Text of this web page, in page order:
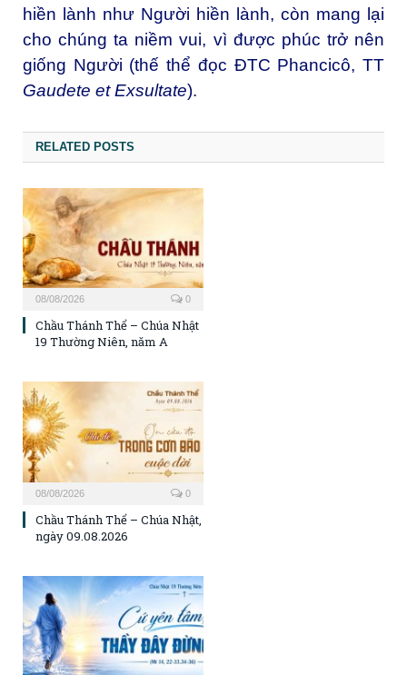
hiền lành như Người hiền lành, còn mang lại
cho chúng ta niềm vui, vì được phúc trở nên
giống Người (thế thể đọc ĐTC Phancicô, TT
Gaudete et Exsultate).
RELATED POSTS
08/08/2026 0
Chầu Thánh Thể – Chúa Nhật
19 Thường Niên, năm A
08/08/2026 0
Chầu Thánh Thể – Chúa Nhật,
ngày 09.08.2026